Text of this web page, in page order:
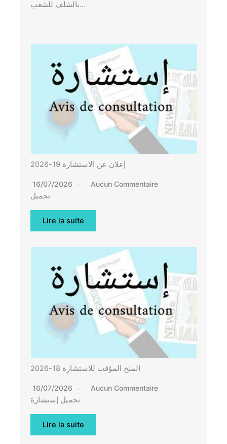
بالشلف للشعب…
إعلان عن الاستشارة 19-2026
16/07/2026 Aucun Commentaire
تحميل
Lire la suite
المنح المؤقت للاستشارة 18-2026
16/07/2026 Aucun Commentaire
تحميل إستشارة
Lire la suite